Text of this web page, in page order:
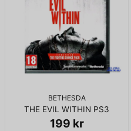
BETHESDA
THE EVIL WITHIN PS3
199 kr